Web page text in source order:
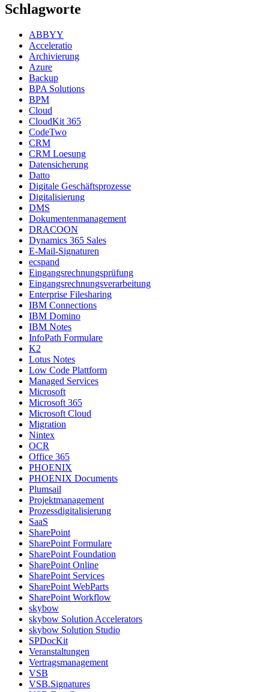
Schlagworte
ABBYY
Acceleratio
Archivierung
Azure
Backup
BPA Solutions
BPM
Cloud
CloudKit 365
CodeTwo
CRM
CRM Loesung
Datensicherung
Datto
Digitale Geschäftsprozesse
Digitalisierung
DMS
Dokumentenmanagement
DRACOON
Dynamics 365 Sales
E-Mail-Signaturen
ecspand
Eingangsrechnungsprüfung
Eingangsrechnungsverarbeitung
Enterprise Filesharing
IBM Connections
IBM Domino
IBM Notes
InfoPath Formulare
K2
Lotus Notes
Low Code Plattform
Managed Services
Microsoft
Microsoft 365
Microsoft Cloud
Migration
Nintex
OCR
Office 365
PHOENIX
PHOENIX Documents
Plumsail
Projektmanagement
Prozessdigitalisierung
SaaS
SharePoint
SharePoint Formulare
SharePoint Foundation
SharePoint Online
SharePoint Services
SharePoint WebParts
SharePoint Workflow
skybow
skybow Solution Accelerators
skybow Solution Studio
SPDocKit
Veranstaltungen
Vertragsmanagement
VSB
VSB.Signatures